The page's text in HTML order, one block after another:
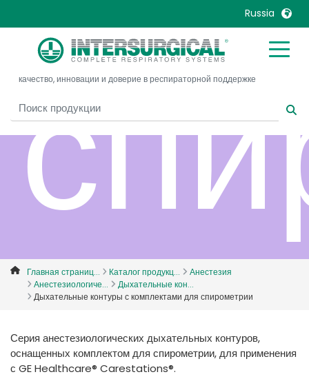
Russia
United Kingdom
United States
Denmark
Deutschland
France
Italia
Malaysia
Mexico
Russia
Sweden
International English
качество, инновации и доверие в респираторной поддержке
Главная страниц... Каталог продукц...
Анестезия
Анестезиологиче...
Дыхательные кон...
Дыхательные контуры с комплектами для спирометрии
Серия анестезиологических дыхательных контуров,
оснащенных комплектом для спирометрии, для применения
с GE Healthcare® Carestations®.